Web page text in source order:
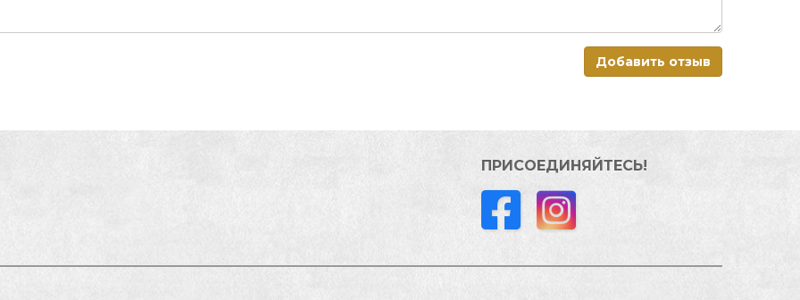
Добавить отзыв
ПРИСОЕДИНЯЙТЕСЬ!